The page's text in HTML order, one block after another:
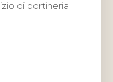
di portineria